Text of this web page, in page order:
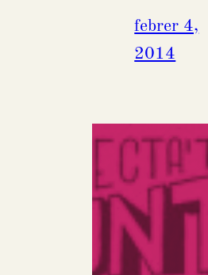
febrer 4,
2014